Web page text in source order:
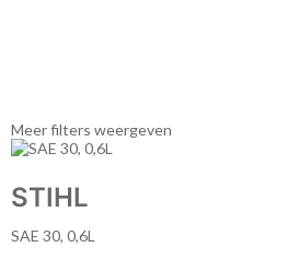
Meer filters weergeven
STIHL
SAE 30, 0,6L